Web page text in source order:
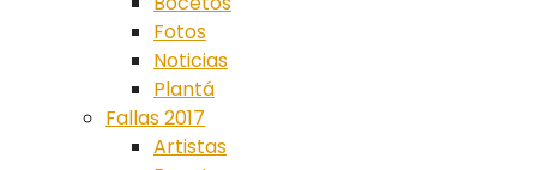
Fotos
Noticias
Plantá
Fallas 2017
Artistas